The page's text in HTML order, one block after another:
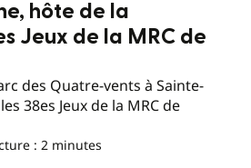
hôte de la
Jeux de la MRC de
des Quatre-vents à Sainte-
38es Jeux de la MRC de
: 2 minutes